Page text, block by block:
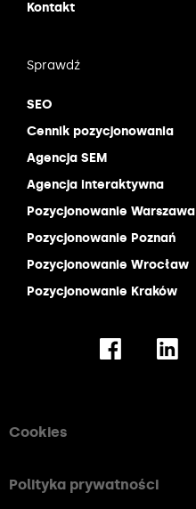
Kontakt
Sprawdź
SEO
Cennik pozycjonowania
Agencja SEM
Agencja interaktywna
Pozycjonowanie Warszawa
Pozycjonowanie Poznań
Pozycjonowanie Wrocław
Pozycjonowanie Kraków
Cookies
Polityka prywatności